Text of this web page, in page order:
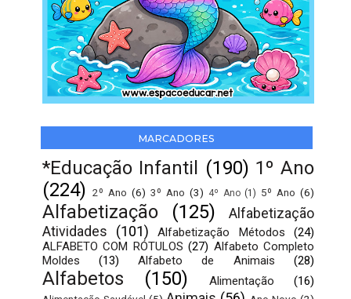
MARCADORES
*Educação Infantil (190) 1º Ano
(224) 2º Ano (6) 3º Ano (3) 4º Ano (1) 5º Ano (6)
Alfabetização (125)
Alfabetização
Atividades
(101) Alfabetização Métodos
(24)
ALFABETO COM RÓTULOS (27) Alfabeto Completo
Moldes
(13) Alfabeto de Animais (28)
Alfabetos (150) Alimentação (16)